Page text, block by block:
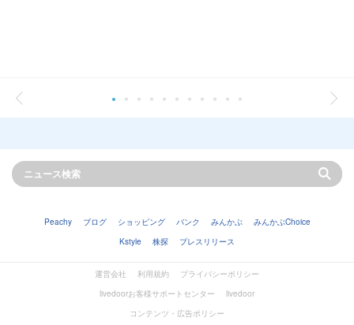
Peachy ブログ ショッピング バンク みんかぶ
みんかぶChoice
Kstyle
株探 プレスリリース
運営会社 利用規約
プライバシーポリシー
livedoorお客様サポートセンター
livedoor
コンテンツ・広告ポリシー